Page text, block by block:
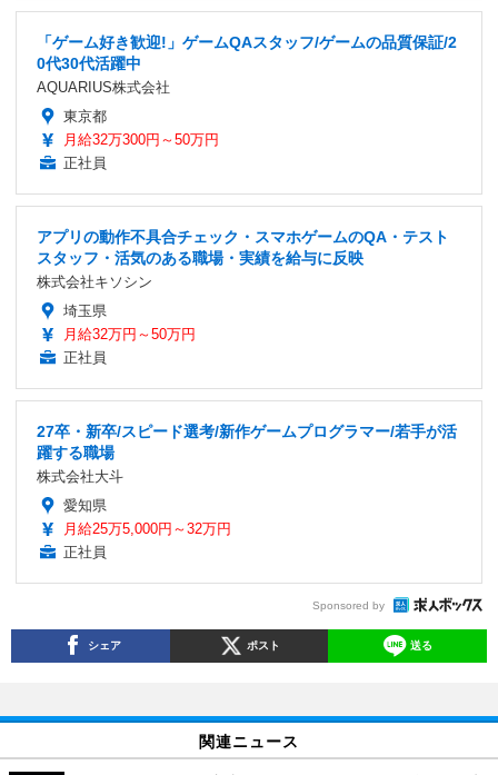
「ゲーム好き歓迎!」ゲームQAスタッフ/ゲームの品質保証/2
0代30代活躍中
AQUARIUS株式会社
東京都
月給32万300円～50万円
正社員
アプリの動作不具合チェック・スマホゲームのQA・テスト
スタッフ・活気のある職場・実績を給与に反映
株式会社キソシン
埼玉県
月給32万円～50万円
正社員
27卒・新卒/スピード選考/新作ゲームプログラマー/若手が活
躍する職場
株式会社大斗
愛知県
月給25万5,000円～32万円
正社員
Sponsored by
シェア ポスト 送る
関連ニュース